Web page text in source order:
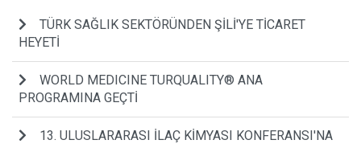
TÜRK SAĞLIK SEKTÖRÜNDEN ŞİLİ'YE TİCARET
HEYETİ
WORLD MEDICINE TURQUALITY® ANA
PROGRAMINA GEÇTİ
13. ULUSLARARASI İLAÇ KİMYASI KONFERANSI'NA